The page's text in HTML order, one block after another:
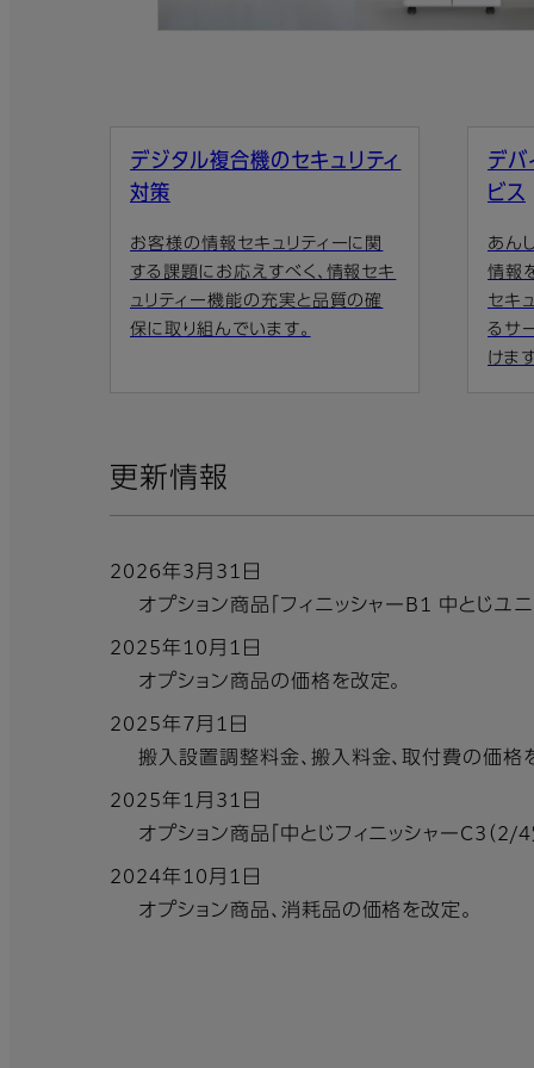
デジタル複合機のセキュリティ
対策
お客様の情報セキュリティーに関
する課題にお応えすべく、情報セキ
ュリティー機能の充実と品質の確
保に取り組んでいます。
デバ
ビス
あん
情報
セキ
るサ
けま
更新情報
2026年3月31日
オプション商品「フィニッシャーB1 中とじユニ
2025年10月1日
オプション商品の価格を改定。
2025年7月1日
搬入設置調整料金、搬入料金、取付費の価格
2025年1月31日
オプション商品「中とじフィニッシャーC3（2/4
2024年10月1日
オプション商品、消耗品の価格を改定。